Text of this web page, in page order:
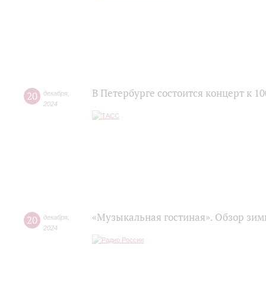
20 декабря
2024
В Петербурге состоится концерт к
20 декабря
2024
«Музыкальная гостиная». Обзор